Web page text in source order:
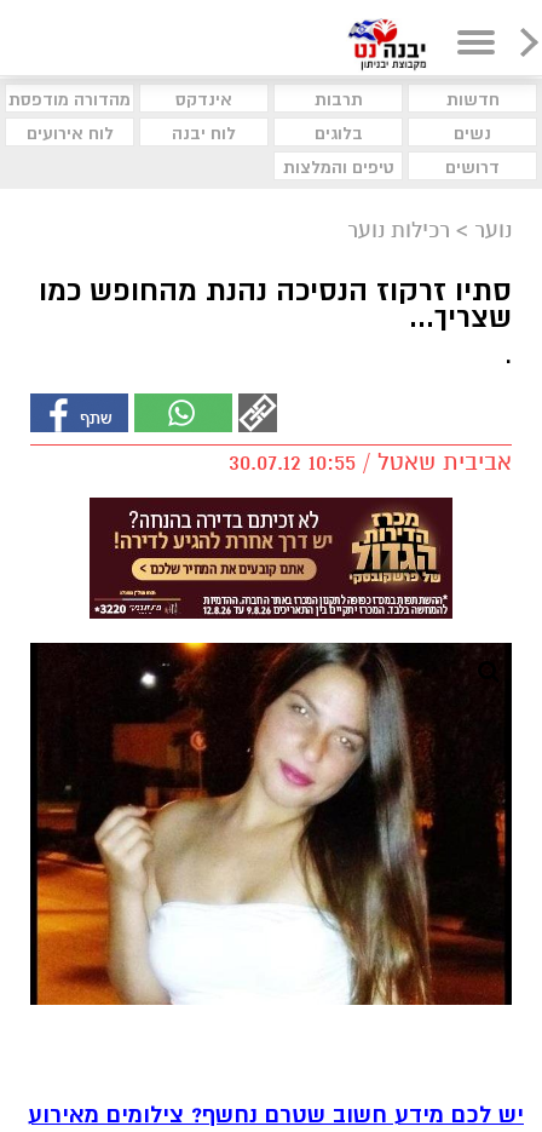
חדשות תרבות אינדקס
מהדורה מודפסת
נשים
בלוגים לוח יבנה
לוח אירועים
דרושים
טיפים והמלצות
נוער > רכילות נוער
סתיו זרקוז הנסיכה נהנת מהחופש כמו
שצריך...
.
אביבית שאטל / 10:55 30.07.12
יש לכם מידע חשוב שטרם נחשף? צילומים מאירוע